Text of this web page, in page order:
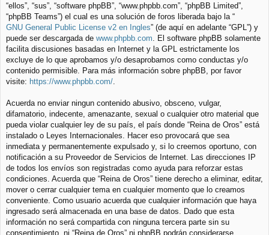
“ellos”, “sus”, “software phpBB”, “www.phpbb.com”, “phpBB Limited”,
“phpBB Teams”) el cual es una solución de foros liberada bajo la “
GNU General Public License v2 en Ingles” (de aquí en adelante “GPL”) y
puede ser descargada de www.phpbb.com . El software phpBB solamente
facilita discusiones basadas en Internet y la GPL estrictamente los
excluye de lo que aprobamos y/o desaprobamos como conductas y/o
contenido permisible. Para más información sobre phpBB, por favor
visite: https://www.phpbb.com/
Acuerda no enviar ningun contenido abusivo, obsceno, vulgar,
difamatorio, indecente, amenazante, sexual o cualquier otro material que
pueda violar cualquier ley de su país, el país donde “Reina de Oros” está
instalado o Leyes Internacionales. Hacer eso provocará que sea
inmediata y permanentemente expulsado y, si lo creemos oportuno, con
notificación a su Proveedor de Servicios de Internet. Las direcciones IP
de todos los envíos son registradas como ayuda para reforzar estas
condiciones. Acuerda que “Reina de Oros” tiene derecho a eliminar, editar,
mover o cerrar cualquier tema en cualquier momento que lo creamos
conveniente. Como usuario acuerda que cualquier información que haya
ingresado será almacenada en una base de datos. Dado que esta
información no será compartida con ninguna tercera parte sin su
consentimiento, ni “Reina de Oros” ni phpBB podrán considerarse